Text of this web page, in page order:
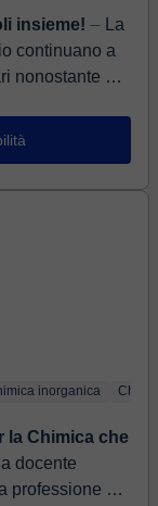
insieme! ⏤ La
continuano a
nonostante ore
inorganica
la Chimica che
professione ho